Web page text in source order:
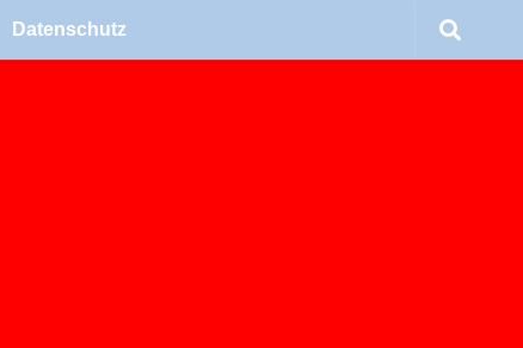
Daten­schutz